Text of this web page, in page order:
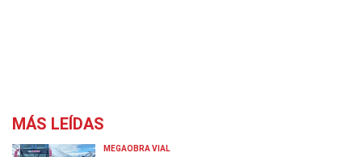
MÁS LEÍDAS
MEGAOBRA VIAL